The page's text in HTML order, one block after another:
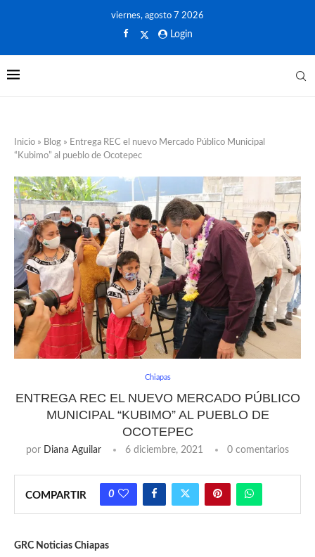
viernes, agosto 7 2026
Login
Inicio » Blog » Entrega REC el nuevo Mercado Público Municipal
“Kubimo” al pueblo de Ocotepec
Chiapas
ENTREGA REC EL NUEVO MERCADO PÚBLICO
MUNICIPAL “KUBIMO” AL PUEBLO DE
OCOTEPEC
por Diana Aguilar 6 diciembre, 2021 0 comentarios
COMPARTIR 0
GRC Noticias Chiapas